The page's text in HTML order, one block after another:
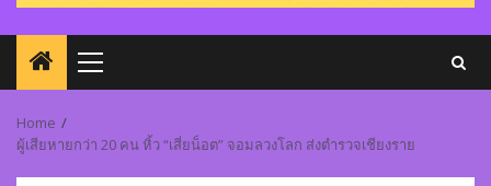
Primary
Home
ผู้เสียหายกว่า 20 คน หิ้ว “เสี่ยน็อต” จอมลวงโลก ส่งตำรวจเชียงราย